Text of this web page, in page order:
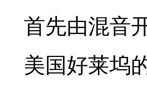
首先由混音
美国好莱坞